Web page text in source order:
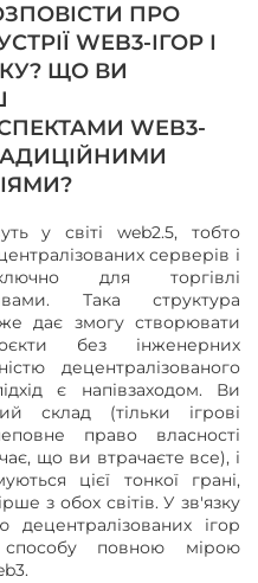
ПРО
WEB3-ІГОР І
ЩО ВИ
WEB3-
у світі web2.5, тобто
серверів і
для торгівлі
Така структура
дає змогу створювати
без інженерних
децентралізованого
є напівзаходом. Ви
склад (тільки ігрові
право власності
що ви втрачаєте все), і
цієї тонкої грані,
з обох світів. У зв'язку
ігор
повною мірою